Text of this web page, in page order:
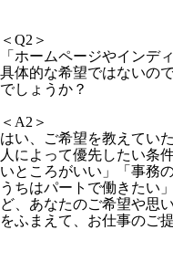
＜Q2＞
「ホームページやインデ
具体的な希望ではないの
でしょうか？
＜A2＞
はい、ご希望を教えてい
人によって優先したい条
いところがいい」「事務
うちはパートで働きたい
ど、あなたのご希望や思
をふまえて、お仕事のご